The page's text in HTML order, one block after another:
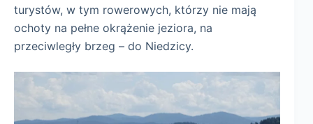
turystów, w tym rowerowych, którzy nie mają
ochoty na pełne okrążenie jeziora, na
przeciwległy brzeg – do Niedzicy.